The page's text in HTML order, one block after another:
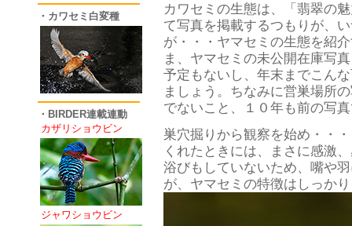
・カワセミ白変種
・BIRDER連載連動
カザリショウビン
ジャワショウビン
カワセミの生態は、「翡翠の
て写真を掲載するつもりが、
が・・・ヤマセミの生態を紹
ま、ヤマセミの未公開在庫写
予定もないし、年末までこん
ましょう。ちなみに営巣場所
でないこと、１０年も前の写
巣穴掘りから観察を始め・・
くれたときには、まさに感激
浴びもしていないため、嘴や
が、ヤマセミの特徴はしっか